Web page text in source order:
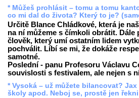
* Můžeš prohlásit – tomu a tomu
co mi dal do života? Který to je?
Určitě Blance Chládkové, která je
na ní můžeme s čímkoli obrátit. Dále
člověk, který umí ostatním lidem
pochválit. Líbí se mi, že dokáže
samotné.
Poslední - panu Profesoru Václavu
souvislosti s festivalem, ale nejen s
* Vysoká – už můžete bilancovat?
školy apod. Neboj se, prostě jen